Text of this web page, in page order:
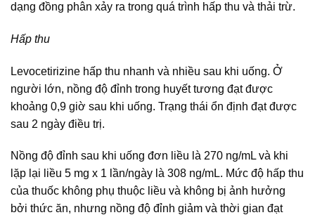
dạng đồng phân xảy ra trong quá trình hấp thu và thải trừ.
Hấp thu
Levocetirizine hấp thu nhanh và nhiều sau khi uống. Ở
người lớn, nồng độ đỉnh trong huyết tương đạt được
khoảng 0,9 giờ sau khi uống. Trạng thái ổn định đạt được
sau 2 ngày điều trị.
Nồng độ đỉnh sau khi uống đơn liều là 270 ng/mL và khi
lặp lại liều 5 mg x 1 lần/ngày là 308 ng/mL. Mức độ hấp thu
của thuốc không phụ thuộc liều và không bị ảnh hưởng
bởi thức ăn, nhưng nồng độ đỉnh giảm và thời gian đạt